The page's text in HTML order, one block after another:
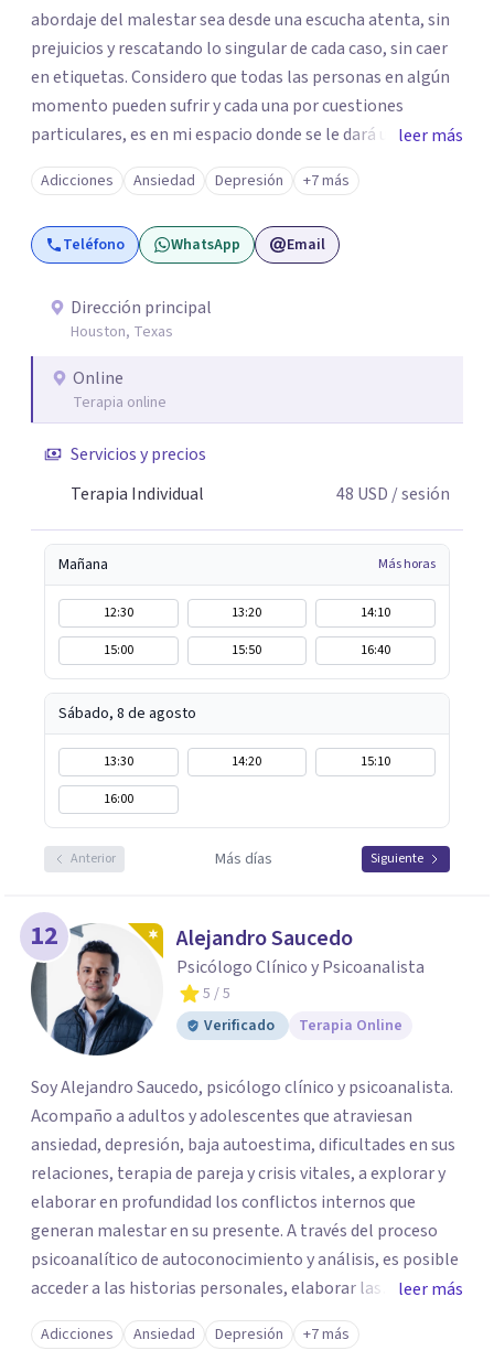
abordaje del malestar sea desde una escucha atenta, sin
prejuicios y rescatando lo singular de cada caso, sin caer
en etiquetas. Considero que todas las personas en algún
momento pueden sufrir y cada una por cuestiones
particulares, es en mi espacio donde se le dará un lugar a
esas cuestiones singulares de cada uno, para luego
generar cambios. Soy una persona en constante
formación, actualmente curso seminarios, una
especialización en psicoanálisis y también investigo.
leer más
Adicciones Ansiedad Depresión +7 más
Teléfono WhatsApp Email
Dirección principal
Houston, Texas
Online
Terapia online
Servicios y precios
Terapia Individual
48 USD / sesión
Mañana Más horas
12:30 13:20
14:10
15:00
15:50 16:40
Sábado, 8 de agosto
13:30 14:20
15:10
16:00
Anterior Más días Siguiente
12 Alejandro Saucedo
Psicólogo Clínico y Psicoanalista
5 / 5
Verificado
Terapia Online
Soy Alejandro Saucedo, psicólogo clínico y psicoanalista.
Acompaño a adultos y adolescentes que atraviesan
ansiedad, depresión, baja autoestima, dificultades en sus
relaciones, terapia de pareja y crisis vitales, a explorar y
elaborar en profundidad los conflictos internos que
generan malestar en su presente. A través del proceso
psicoanalítico de autoconocimiento y análisis, es posible
acceder a las historias personales, elaborar las
experiencias del pasado y resignificarlas, liberando su
influencia para construir un futuro con mayor libertad y
leer más
Adicciones Ansiedad Depresión +7 más